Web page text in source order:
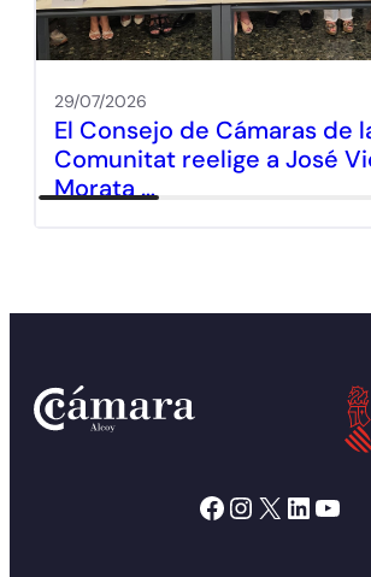
29/07/2026
El Consejo de Cámaras de
Comunitat reelige a José
Morata …
Facebook Instagram X LinkedIn YouTube